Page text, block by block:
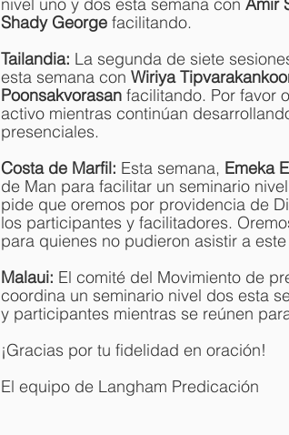
Shady George facilitando.
Tailandia: La segunda de siete
esta semana con Wiriya
Poonsakvorasan facilitando. Por favor
activo mientras continúan
presenciales.
Costa de Marfil: Esta semana, Emeka
de Man para facilitar un seminario
pide que oremos por providencia de
los participantes y facilitadores.
para quienes no pudieron asistir a
Malaui: El comité del Movimiento de
coordina un seminario nivel dos esta
y participantes mientras se reúnen
¡Gracias por tu fidelidad en oración!
El equipo de Langham Predicación